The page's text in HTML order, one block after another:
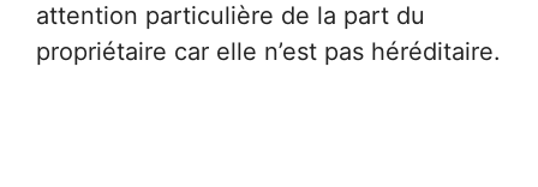
attention particulière de la part du
propriétaire car elle n’est pas héréditaire.